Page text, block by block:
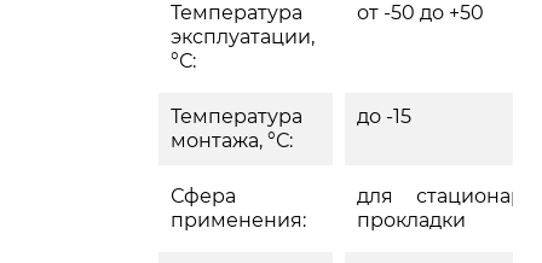
Температура
эксплуатации,
°С:
от -50 до +50
Температура
монтажа, °С:
до -15
Сфера
применения:
для
прокладки